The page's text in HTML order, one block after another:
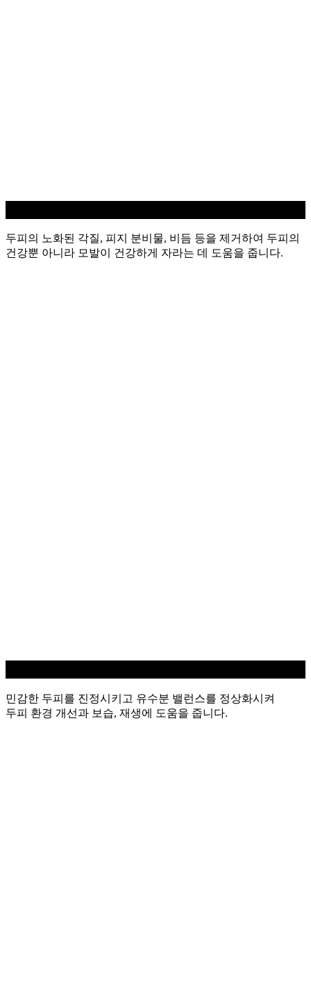
두피의 노화된 각질, 피지 분비물, 비듬 등을 제거하여 두피의
건강뿐 아니라 모발이 건강하게 자라는 데 도움을 줍니다.
민감한 두피를 진정시키고 유수분 밸런스를 정상화시켜
두피 환경 개선과 보습, 재생에 도움을 줍니다.